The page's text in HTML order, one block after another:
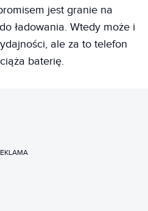
jest granie na
ładowania. Wtedy może i
ale za to telefon
baterię.